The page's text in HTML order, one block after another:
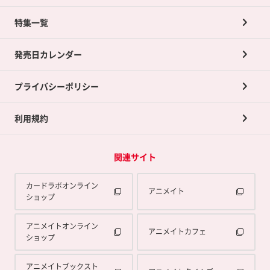
ネット買取について
買取承諾書について
ポイントカードTOP
ポイント交換景品
特集一覧
発売日カレンダー
プライバシーポリシー
利用規約
関連サイト
カードラボオンライン
ショップ
アニメイト
アニメイトオンライン
ショップ
アニメイトカフェ
アニメイトブックスト